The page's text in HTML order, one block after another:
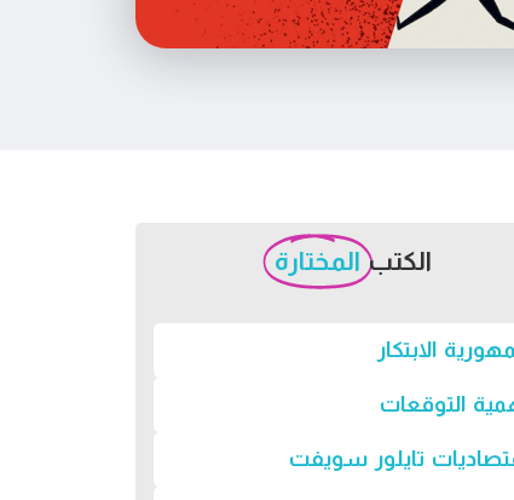
الكتب المختارة
الابتكار
التوقعات
تايلور سويفت